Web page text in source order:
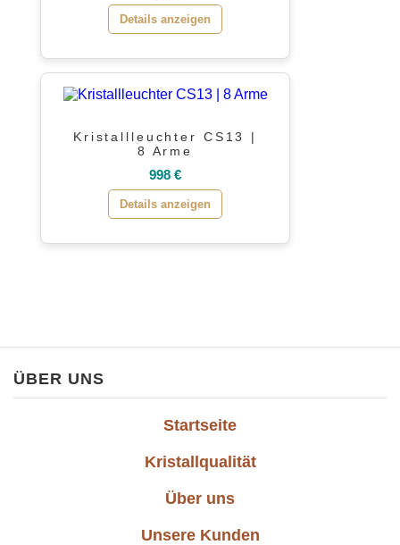
Details anzeigen
Kristallleuchter CS13 |
8 Arme
998 €
Details anzeigen
ÜBER UNS
Startseite
Kristallqualität
Über uns
Unsere Kunden